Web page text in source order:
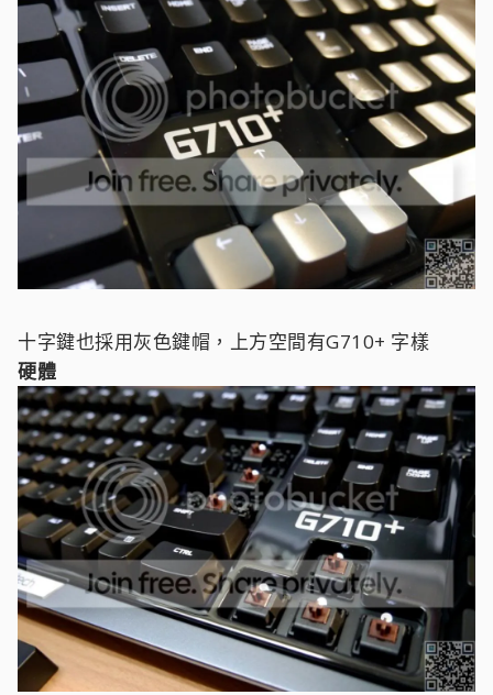
十字鍵也採用灰色鍵帽，上方空間有G710+ 字樣
硬體